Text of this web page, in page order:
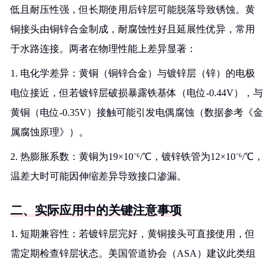
低且耐压性强，但长期使用后锌层可能脱落导致锈蚀。黄
铜接头由铜锌合金制成，耐腐蚀性好且延展性优异，常用
于水路连接。两者在物理性能上差异显著：
1. 电化学差异：黄铜（铜锌合金）与镀锌层（锌）的电极
电位接近，但若镀锌层破损暴露铁基体（电位-0.44V），与
黄铜（电位-0.35V）接触可能引发电偶腐蚀（数据参考《金
属腐蚀原理》）。
2. 热膨胀系数：黄铜为19×10⁻⁶/℃，镀锌铁管为12×10⁻⁶/℃，
温差大时可能因伸缩差异导致接口渗漏。
二、实际应用中的关键注意事项
1. 短期兼容性：若镀锌层完好，黄铜接头可直接使用，但
需定期检查锌层状态。美国管道协会（ASA）建议此类组